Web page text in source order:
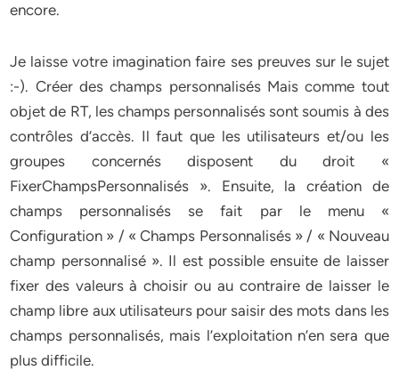
encore.
Je laisse votre imagination faire ses preuves sur le sujet
:-). Créer des champs personnalisés Mais comme tout
objet de RT, les champs personnalisés sont soumis à des
contrôles d’accès. Il faut que les utilisateurs et/ou les
groupes concernés disposent du droit «
FixerChampsPersonnalisés ». Ensuite, la création de
champs personnalisés se fait par le menu «
Configuration » / « Champs Personnalisés » / « Nouveau
champ personnalisé ». Il est possible ensuite de laisser
fixer des valeurs à choisir ou au contraire de laisser le
champ libre aux utilisateurs pour saisir des mots dans les
champs personnalisés, mais l’exploitation n’en sera que
plus difficile.